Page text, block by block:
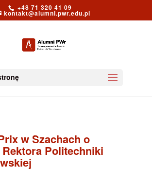
+48 71 320 41 09
kontakt@alumni.pwr.edu.pl
w Szachach o
Politechniki